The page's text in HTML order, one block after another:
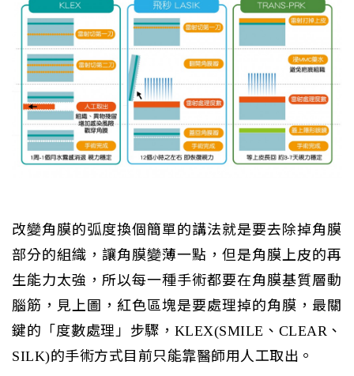
改變角膜的弧度換個簡單的講法就是要去除掉角膜
部分的組織，讓角膜變薄一點，但是角膜上皮的再
生能力太強，所以每一種手術都要在角膜基質層動
腦筋，見上圖，紅色區塊是要處理掉的角膜，最關
鍵的「度數處理」步驟，KLEX(SMILE、CLEAR、
SILK)的手術方式目前只能靠醫師用人工取出。